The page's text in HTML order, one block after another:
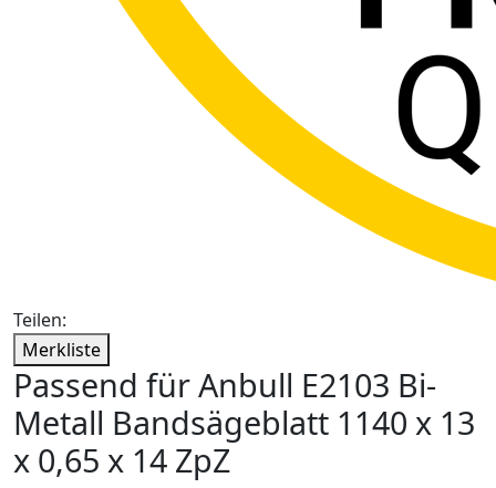
Teilen:
Merkliste
Passend für Anbull E2103 Bi-
Metall Bandsägeblatt 1140 x 13
x 0,65 x 14 ZpZ